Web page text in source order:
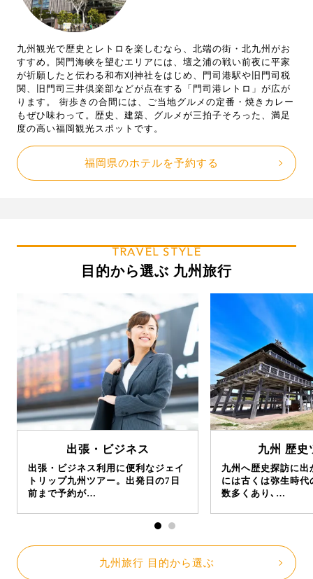
九州観光で歴史とレトロを楽しむなら、北端の街・北九州がお
すすめ。関門海峡を望むエリアには、壇之浦の戦い前夜に平家
が祈願したと伝わる和布刈神社をはじめ、門司港駅や旧門司税
関、旧門司三井倶楽部などが点在する「門司港レトロ」が広が
ります。 街歩きの合間には、ご当地グルメの定番・焼きカレー
もぜひ味わって。歴史、建築、グルメが三拍子そろった、満足
度の高い福岡観光スポットです。
福岡県のホテルを予約する
TRAVEL STYLE
目的から選ぶ 九州旅行
出張・ビジネス
出張・ビジネス利用に便利なジェイ
トリップ九州ツアー。出発日の7日
前まで予約が…
九州 歴史
九州へ歴史探訪に出
には古くは弥生時代
数多くあり､…
九州旅行 目的から選ぶ